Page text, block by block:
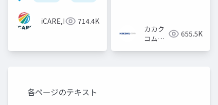
iCARE,Inc 714.4K
カカク
コム採
655.5K
各ページのテキスト